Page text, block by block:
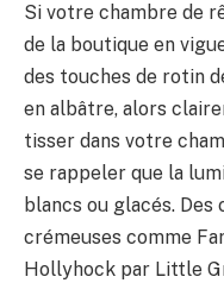
Si votre chambre de
de la boutique en
des touches de rotin
en albâtre, alors
tisser dans votre
se rappeler que la
blancs ou glacés.
crémeuses comme
Hollyhock par Little